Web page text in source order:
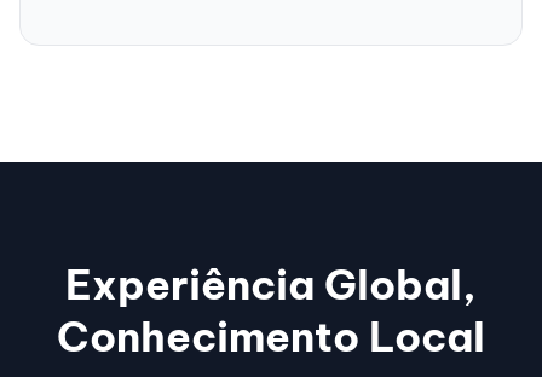
Experiência Global,
Conhecimento Local